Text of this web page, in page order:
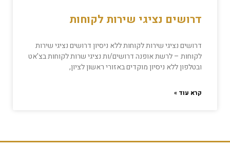
דרושים נציגי שירות לקוחות
דרושים נציגי שירות לקוחות ללא ניסיון דרושים נציגי שירות
לקוחות – לרשת אופנה דרושים/ות נציגי שרות לקוחות בצ’אט
ובטלפון ללא ניסיון מוקדים באזורי ראשון לציון,
קרא עוד »